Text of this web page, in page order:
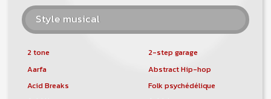
Style musical
2 tone
2-step garage
Aarfa
Abstract Hip-hop
Acid Breaks
Folk psychédélique